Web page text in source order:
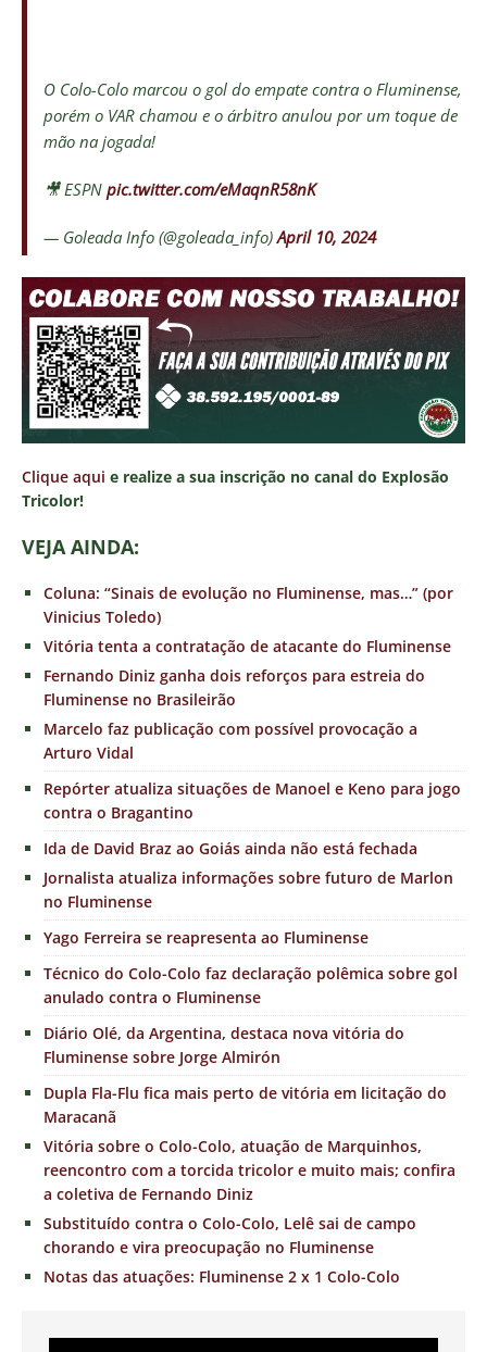
O Colo-Colo marcou o gol do empate contra o Fluminense,
porém o VAR chamou e o árbitro anulou por um toque de
mão na jogada!
🎥 ESPN pic.twitter.com/eMaqnR58nK
— Goleada Info (@goleada_info)April 10, 2024
Clique aqui e realize a sua inscrição no canal do Explosão
Tricolor!
VEJA AINDA:
Coluna: “Sinais de evolução no Fluminense, mas…” (por
Vinicius Toledo)
Vitória tenta a contratação de atacante do Fluminense
Fernando Diniz ganha dois reforços para estreia do
Fluminense no Brasileirão
Marcelo faz publicação com possível provocação a
Arturo Vidal
Repórter atualiza situações de Manoel e Keno para jogo
contra o Bragantino
Ida de David Braz ao Goiás ainda não está fechada
Jornalista atualiza informações sobre futuro de Marlon
no Fluminense
Yago Ferreira se reapresenta ao Fluminense
Técnico do Colo-Colo faz declaração polêmica sobre gol
anulado contra o Fluminense
Diário Olé, da Argentina, destaca nova vitória do
Fluminense sobre Jorge Almirón
Dupla Fla-Flu fica mais perto de vitória em licitação do
Maracanã
Vitória sobre o Colo-Colo, atuação de Marquinhos,
reencontro com a torcida tricolor e muito mais; confira
a coletiva de Fernando Diniz
Substituído contra o Colo-Colo, Lelê sai de campo
chorando e vira preocupação no Fluminense
Notas das atuações: Fluminense 2 x 1 Colo-Colo